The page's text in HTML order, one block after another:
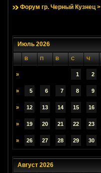
Форум гр. Черный Кузнец>
Июль 2026
В П В С Ч
» 1 2
» 5 6 7 8 9
» 12 13 14 15 16
» 19 20 21 22 23
» 26 27 28 29 30
Август 2026